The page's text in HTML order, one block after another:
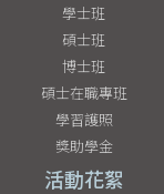
學士班
碩士班
博士班
碩士在職專班
學習護照
獎助學金
活動花絮